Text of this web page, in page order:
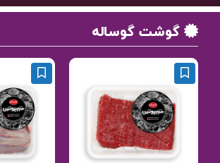
گوشت گوساله